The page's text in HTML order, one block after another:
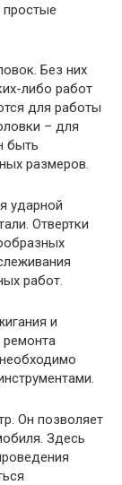
Без них
либо работ
для работы
– для
быть
размеров.
ударной
Отвертки
работ.
и
Он позволяет
Здесь